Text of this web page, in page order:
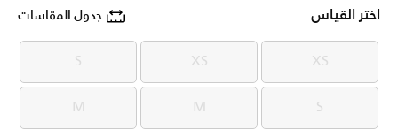
اختر القياس جدول المقاسات
XS
XS
XS
XS
S
S
S
S
M
M
M
M